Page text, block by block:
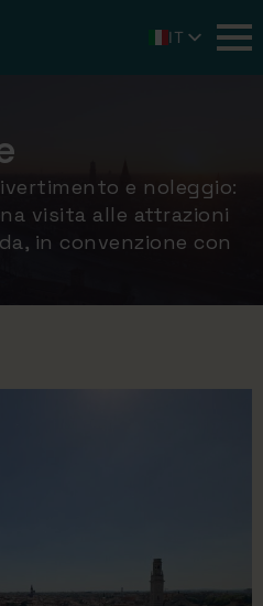
IT
e noleggio:
visita alle attrazioni
in convenzione con